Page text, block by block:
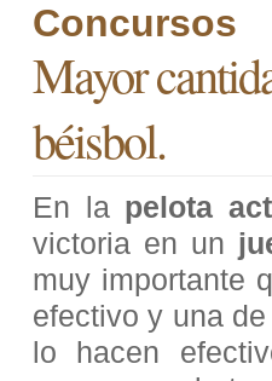
Concursos
Mayor
béisbol.
En la pelota
victoria en un
muy importante
efectivo y una
lo hacen